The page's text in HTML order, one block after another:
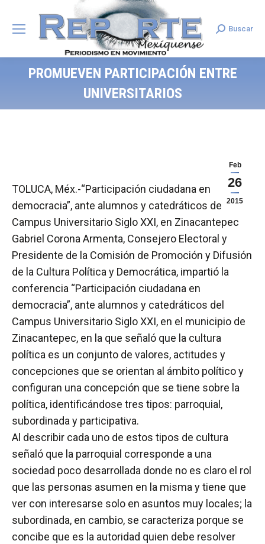
Search:
Buscar
PROMUEVEN PARTICIPACIÓN ENTRE
UNIVERSITARIOS
Feb
26
2015
TOLUCA, Méx.-“Participación ciudadana en
democracia”, ante alumnos y catedráticos del
Campus Universitario Siglo XXI, en Zinacantepec
Gabriel Corona Armenta, Consejero Electoral y
Presidente de la Comisión de Promoción y Difusión
de la Cultura Política y Democrática, impartió la
conferencia “Participación ciudadana en
democracia”, ante alumnos y catedráticos del
Campus Universitario Siglo XXI, en el municipio de
Zinacantepec, en la que señaló que la cultura
política es un conjunto de valores, actitudes y
concepciones que se orientan al ámbito político y
configuran una concepción que se tiene sobre la
política, identificándose tres tipos: parroquial,
subordinada y participativa.
Al describir cada uno de estos tipos de cultura
señaló que la parroquial corresponde a una
sociedad poco desarrollada donde no es claro el rol
que las personas asumen en la misma y tiene que
ver con interesarse solo en asuntos muy locales; la
subordinada, en cambio, se caracteriza porque se
concibe que es la autoridad quien debe resolver